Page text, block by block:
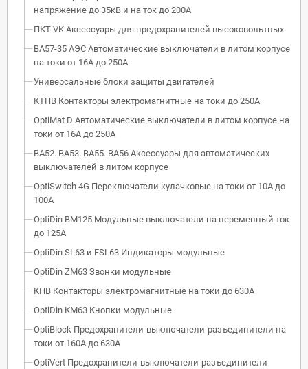
напряжение до 35кВ и на ток до 200А
ПКТ-VK Аксессуары для предохранителей высоковольтных
ВА57-35 АЭС Автоматические выключатели в литом корпусе
на токи от 16А до 250А
Универсальные блоки защиты двигателей
КТПВ Контакторы электромагнитные на токи до 250А
OptiMat D Автоматические выключатели в литом корпусе на
токи от 16А до 250А
ВА52. ВА53. ВА55. ВА56 Аксессуары для автоматических
выключателей в литом корпусе
OptiSwitch 4G Переключатели кулачковые на токи от 10А до
100А
OptiDin BM125 Модульные выключатели на переменный ток
до 125А
OptiDin SL63 и FSL63 Индикаторы модульные
OptiDin ZM63 Звонки модульные
КПВ Контакторы электромагнитные на токи до 630А
OptiDin КМ63 Кнопки модульные
OptiBlock Предохранители-выключатели-разъединители на
токи от 160А до 630А
OptiVert Предохранители-выключатели-разъединители